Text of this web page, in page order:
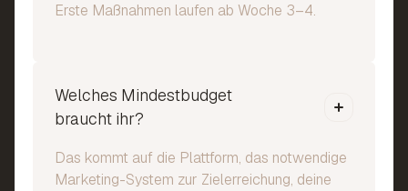
Erste Maßnahmen laufen ab Woche 3–4.
Welches Mindestbudget
braucht ihr?
Das kommt auf die Plattform, das notwendige
Marketing-System zur Zielerreichung, deine